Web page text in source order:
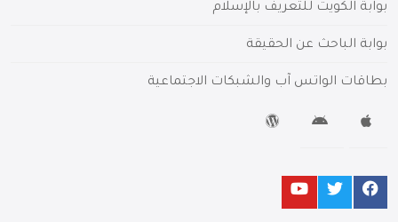
بوابة الكويت للتعريف بالإسلام
بوابة الباحث عن الحقيقة
بطاقات الواتس آب والشبكات الاجتماعية